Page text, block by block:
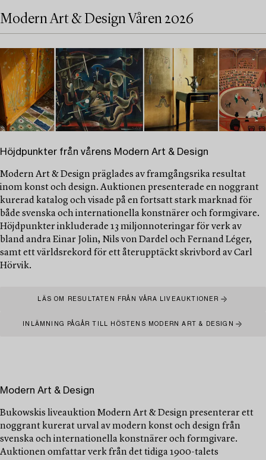
Modern Art & Design Våren 2026
Höjdpunkter från vårens Modern Art & Design
Modern Art & Design präglades av framgångsrika resultat
inom konst och design. Auktionen presenterade en noggrant
kurerad katalog och visade på en fortsatt stark marknad för
både svenska och internationella konstnärer och formgivare.
Höjdpunkter inkluderade 13 miljonnoteringar för verk av
bland andra Einar Jolin, Nils von Dardel och Fernand Léger,
samt ett världsrekord för ett återupptäckt skrivbord av Carl
Hörvik.
LÄS OM RESULTATEN FRÅN VÅRA LIVEAUKTIONER
INLÄMNING PÅGÅR TILL HÖSTENS MODERN ART & DESIGN
Modern Art & Design
Bukowskis liveauktion Modern Art & Design presenterar ett
noggrant kurerat urval av modern konst och design från
svenska och internationella konstnärer och formgivare.
Auktionen omfattar verk från det tidiga 1900-talets